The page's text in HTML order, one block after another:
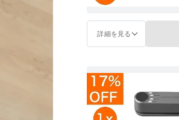
詳細を見る